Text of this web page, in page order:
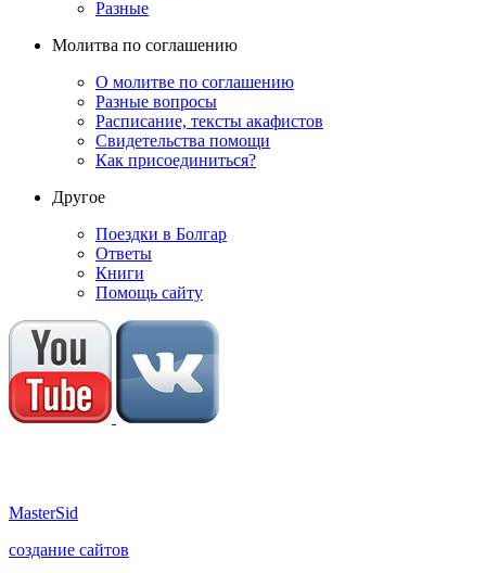
Разные
Молитва по соглашению
О молитве по соглашению
Разные вопросы
Расписание, тексты акафистов
Свидетельства помощи
Как присоединиться?
Другое
Поездки в Болгар
Ответы
Книги
Помощь сайту
MasterSid
создание сайтов